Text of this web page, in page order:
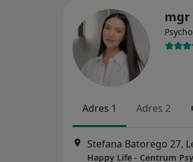
mgr
Adres 1 Adres 2
Stefana Batorego 27,